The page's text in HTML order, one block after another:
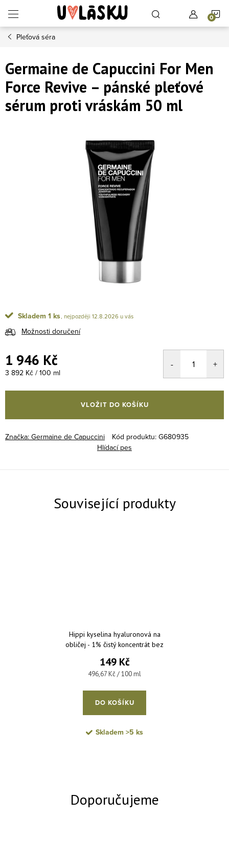
Pleťová séra
Germaine de Capuccini For Men
Force Revive – pánské pleťové
sérum proti vráskám 50 ml
Skladem 1 ks 12.8.2026
Možnosti doručení
1 946 Kč
Měrná cena:
3 892 Kč / 100 ml
VLOŽIT DO KOŠÍKU
Značka: Germaine de Capuccini Kód produktu: G680935
Hlídací pes
Související produkty
Hippi kyselina hyaluronová na
obličej - 1% čistý koncentrát bez
149 Kč
Měrná cena:
496,67 Kč / 100 ml
DO KOŠÍKU
Skladem >5 ks